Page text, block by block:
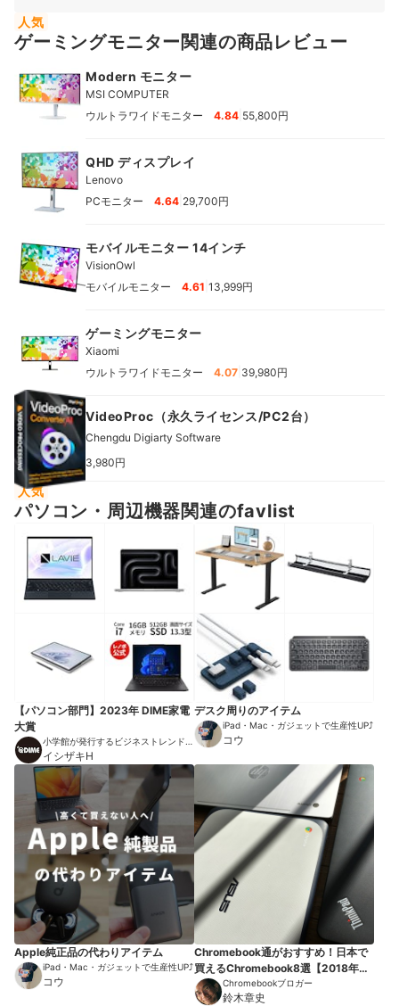
人気
ゲーミングモニター関連の商品レビュー
Modern モニター
MSI COMPUTER
ウルトラワイドモニター
4.84 55,800円
QHD ディスプレイ
Lenovo
PCモニター
4.64 29,700円
モバイルモニター 14インチ
VisionOwl
モバイルモニター
4.61 13,999円
ゲーミングモニター
Xiaomi
ウルトラワイドモニター
4.07 39,980円
VideoProc（永久ライセンス/PC2台）
Chengdu Digiarty Software
3,980円
人気
パソコン・周辺機器関連のfavlist
【パソコン部門】2023年 DIME家電
大賞
小学館が発行するビジネストレンドマ
ガジン
イシザキH
デスク周りのアイテム
iPad・Mac・ガジェットで生産性UP⤴︎
コウ
Apple純正品の代わりアイテム
iPad・Mac・ガジェットで生産性UP⤴︎
コウ
Chromebook通がおすすめ！日本で
買えるChromebook8選【2018年
版】
Chromebookブロガー
鈴木章史